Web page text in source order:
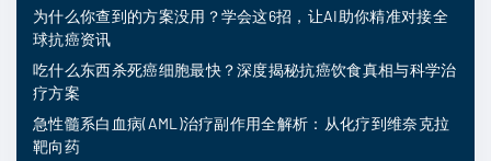
为什么你查到的方案没用？学会这6招，让AI助你精准对接全
球抗癌资讯
吃什么东西杀死癌细胞最快？深度揭秘抗癌饮食真相与科学治
疗方案
急性髓系白血病(AML)治疗副作用全解析：从化疗到维奈克拉
靶向药